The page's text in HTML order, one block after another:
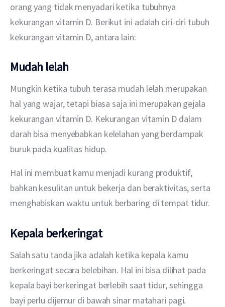
orang yang tidak menyadari ketika tubuhnya
kekurangan vitamin D. Berikut ini adalah ciri-ciri tubuh
kekurangan vitamin D, antara lain:
Mudah lelah
Mungkin ketika tubuh terasa mudah lelah merupakan
hal yang wajar, tetapi biasa saja ini merupakan gejala
kekurangan vitamin D. Kekurangan vitamin D dalam
darah bisa menyebabkan kelelahan yang berdampak
buruk pada kualitas hidup.
Hal ini membuat kamu menjadi kurang produktif,
bahkan kesulitan untuk bekerja dan beraktivitas, serta
menghabiskan waktu untuk berbaring di tempat tidur.
Kepala berkeringat
Salah satu tanda jika adalah ketika kepala kamu
berkeringat secara belebihan. Hal ini bisa dilihat pada
kepala bayi berkeringat berlebih saat tidur, sehingga
bayi perlu dijemur di bawah sinar matahari pagi.